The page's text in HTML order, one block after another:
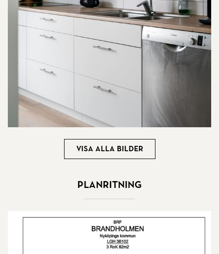
Visa alla bilder
Planritning